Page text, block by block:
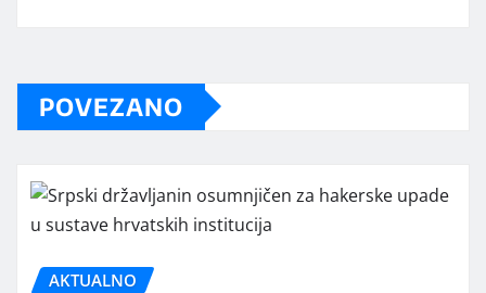
POVEZANO
AKTUALNO